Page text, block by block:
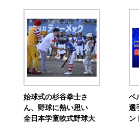
始球式の杉谷拳士さ
ん、野球に熱い思い
全日本学童軟式野球大
ベ
選
ン